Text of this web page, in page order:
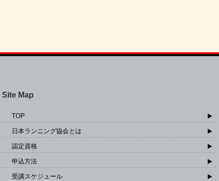
Site Map
TOP
日本ランニング協会とは
認定資格
申込方法
受講スケジュール